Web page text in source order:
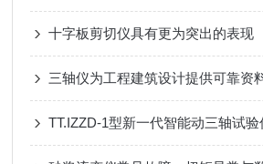
十字板剪切仪具有更为突出的表现
三轴仪为工程建筑设计提供可靠资
TT.IZZD-1型新一代智能动三轴试验